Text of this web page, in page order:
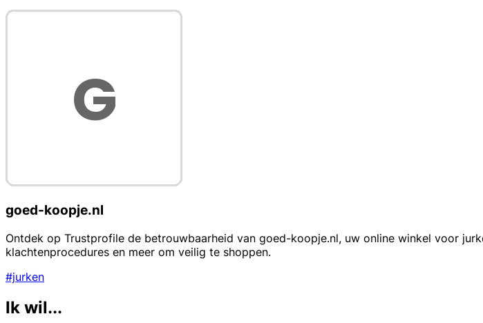
goed-koopje.nl
Ontdek op Trustprofile de betrouwbaarheid van goed-koopje.nl, uw online winkel voor
klachtenprocedures en meer om veilig te shoppen.
#jurken
Ik wil...